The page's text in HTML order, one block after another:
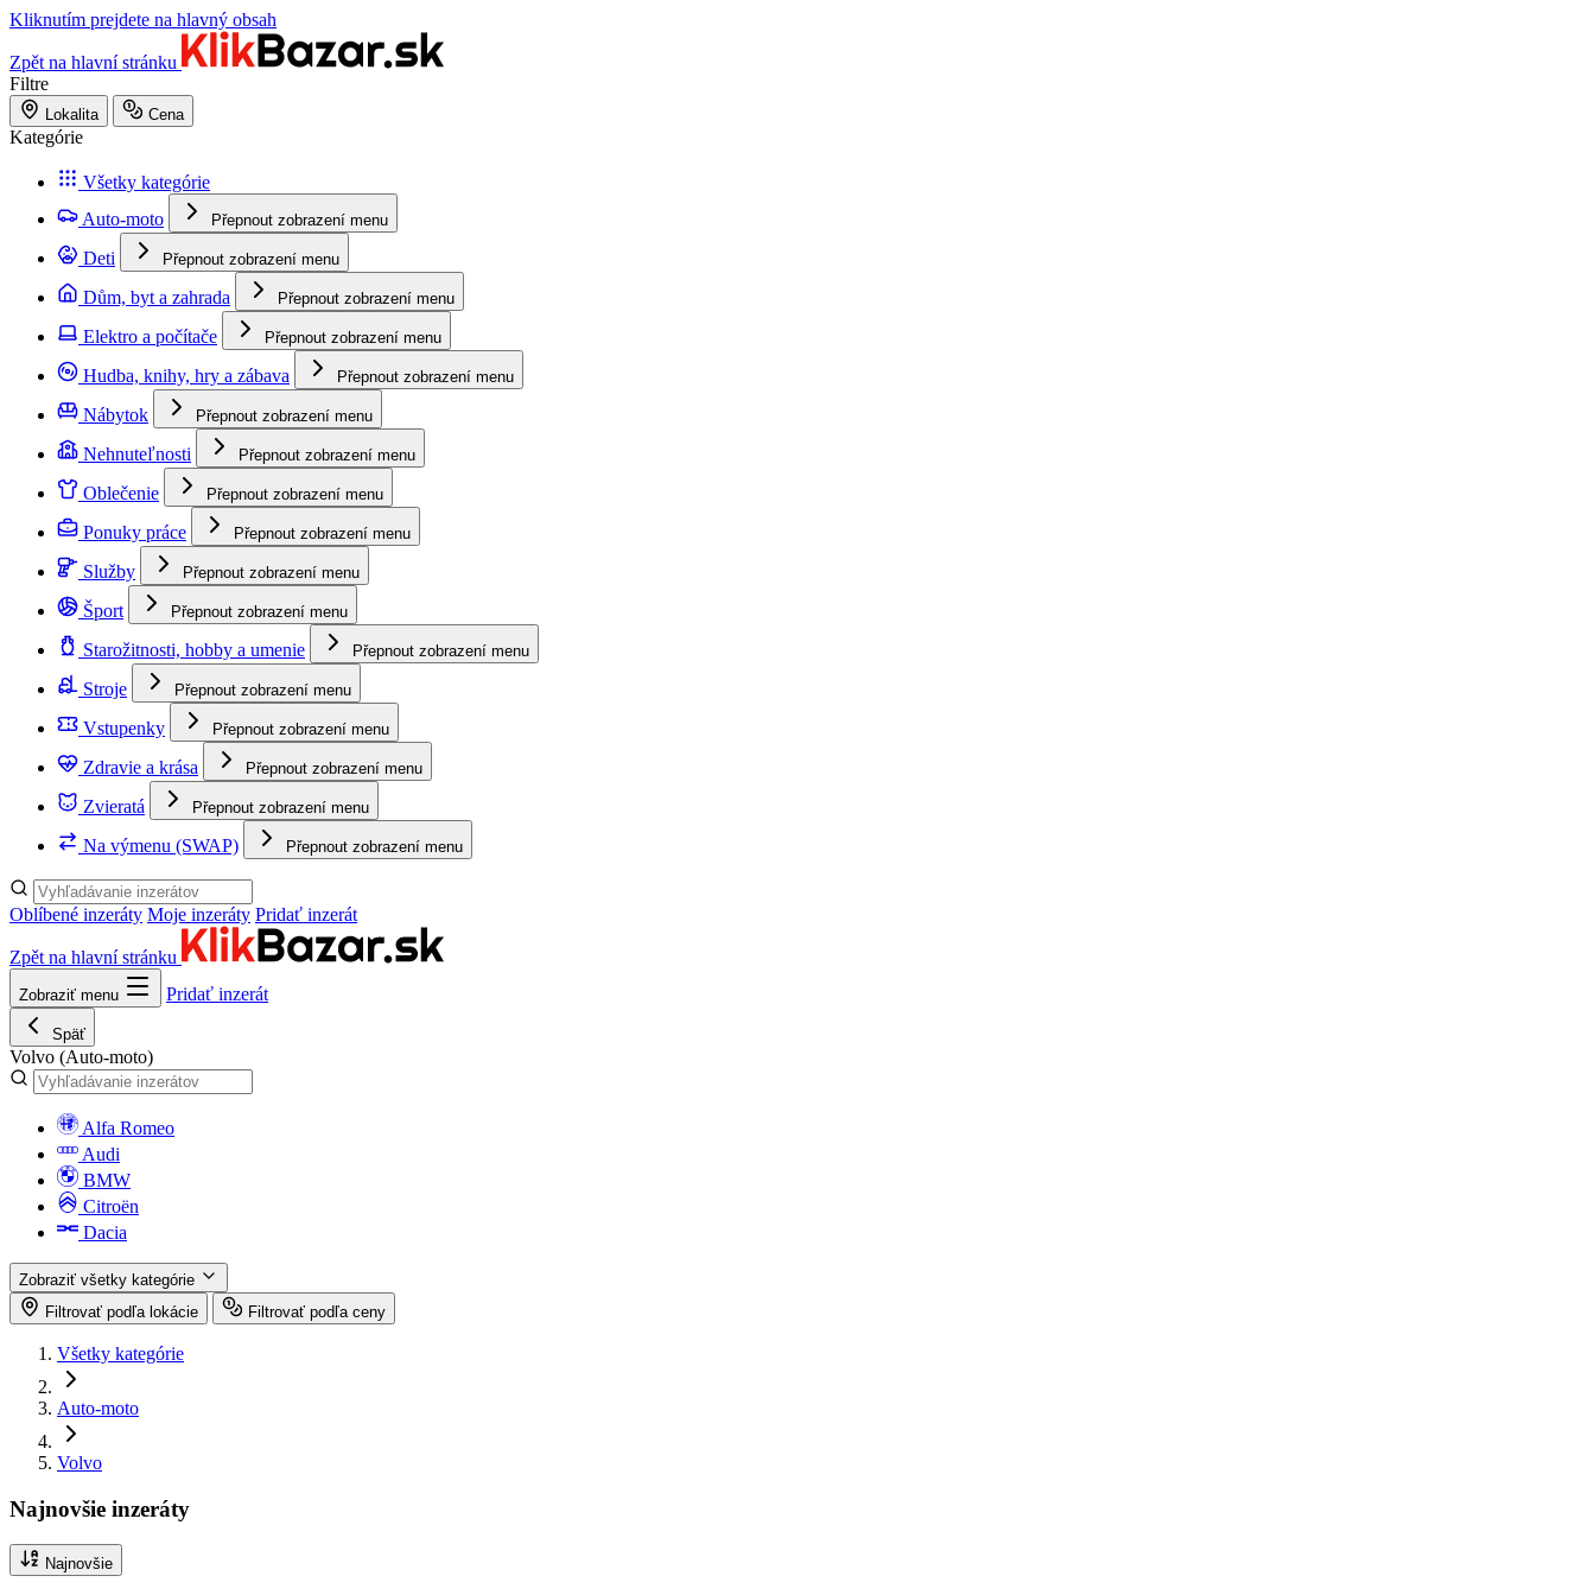
Kliknutím prejdete na hlavný obsah
Zpět na hlavní stránku
Filtre
Lokalita Cena
Kategórie
Všetky kategórie
Auto-moto
Přepnout zobrazení menu
Deti Přepnout zobrazení menu
Dům, byt a zahrada Přepnout zobrazení menu
Elektro a počítače Přepnout zobrazení menu
Hudba, knihy, hry a zábava Přepnout zobrazení menu
Nábytok Přepnout zobrazení menu
Nehnuteľnosti Přepnout zobrazení menu
Oblečenie Přepnout zobrazení menu
Ponuky práce Přepnout zobrazení menu
Služby Přepnout zobrazení menu
Šport Přepnout zobrazení menu
Starožitnosti, hobby a umenie Přepnout zobrazení menu
Stroje Přepnout zobrazení menu
Vstupenky Přepnout zobrazení menu
Zdravie a krása Přepnout zobrazení menu
Zvieratá Přepnout zobrazení menu
Na výmenu (SWAP) Přepnout zobrazení menu
Oblíbené inzeráty Moje inzeráty Pridať inzerát
Zpět na hlavní stránku
Zobraziť menu Pridať inzerát
Späť
Volvo (Auto-moto)
Alfa Romeo
Audi
BMW
Citroën
Dacia
Zobraziť všetky kategórie
Filtrovať podľa lokácie
Filtrovať podľa ceny
Všetky kategórie
Auto-moto
Volvo
Najnovšie inzeráty
Najnovšie